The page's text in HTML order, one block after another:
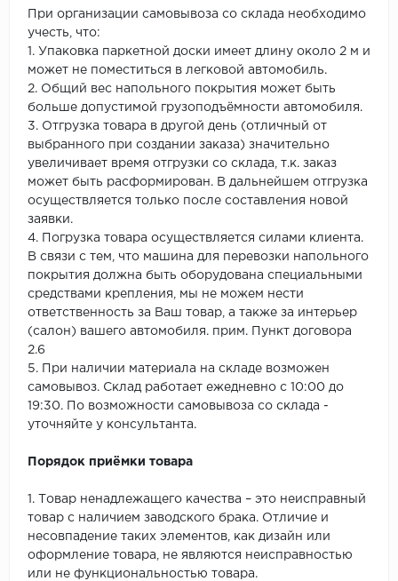
При организации самовывоза со склада необходимо
учесть, что:
1. Упаковка паркетной доски имеет длину около 2 м и
может не поместиться в легковой автомобиль.
2. Общий вес напольного покрытия может быть
больше допустимой грузоподъёмности автомобиля.
3. Отгрузка товара в другой день (отличный от
выбранного при создании заказа) значительно
увеличивает время отгрузки со склада, т.к. заказ
может быть расформирован. В дальнейшем отгрузка
осуществляется только после составления новой
заявки.
4. Погрузка товара осуществляется силами клиента.
В связи с тем, что машина для перевозки напольного
покрытия должна быть оборудована специальными
средствами крепления, мы не можем нести
ответственность за Ваш товар, а также за интерьер
(салон) вашего автомобиля. прим. Пункт договора
2.6
5. При наличии материала на складе возможен
самовывоз. Склад работает ежедневно с 10:00 до
19:30. По возможности самовывоза со склада -
уточняйте у консультанта.
Порядок приёмки товара
1. Товар ненадлежащего качества – это неисправный
товар с наличием заводского брака. Отличие и
несовпадение таких элементов, как дизайн или
оформление товара, не являются неисправностью
или не функциональностью товара.